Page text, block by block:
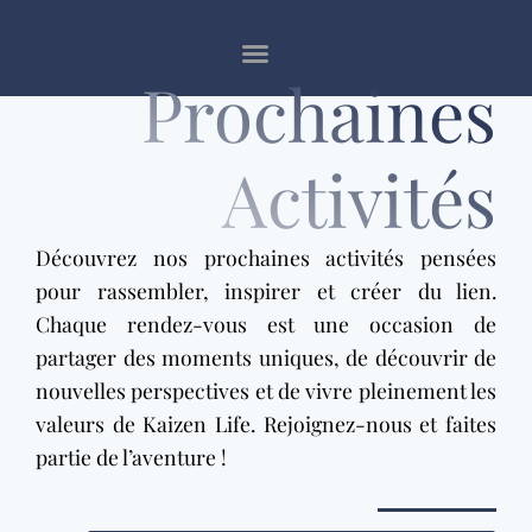
Prochaines
Activités
Découvrez nos prochaines activités pensées
pour rassembler, inspirer et créer du lien.
Chaque rendez-vous est une occasion de
partager des moments uniques, de découvrir de
nouvelles perspectives et de vivre pleinement les
valeurs de Kaizen Life. Rejoignez-nous et faites
partie de l’aventure !